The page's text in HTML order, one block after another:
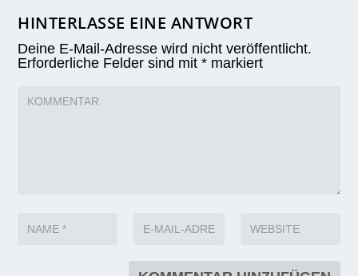
HINTERLASSE EINE ANTWORT
Deine E-Mail-Adresse wird nicht veröffentlicht.
Erforderliche Felder sind mit* markiert